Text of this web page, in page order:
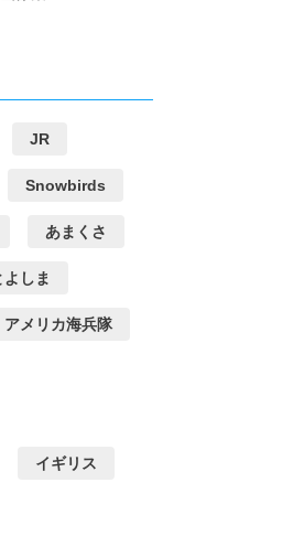
JR
Snowbirds
あまくさ
よしま
アメリカ海兵隊
イギリス